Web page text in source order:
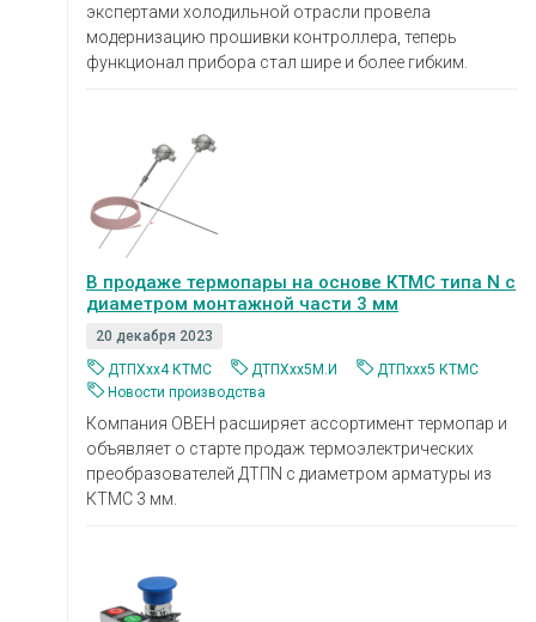
экспертами холодильной отрасли провела
модернизацию прошивки контроллера, теперь
функционал прибора стал шире и более гибким.
В продаже термопары на основе КТМС типа N с
диаметром монтажной части 3 мм
20 декабря 2023
ДТПХхх4 КТМС
ДТПХхх5М.И
ДТПххх5 КТМС
Новости производства
Компания ОВЕН расширяет ассортимент термопар и
объявляет о старте продаж термоэлектрических
преобразователей ДТПN c диаметром арматуры из
КТМС 3 мм.